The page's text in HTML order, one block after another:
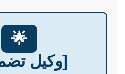
🌟
[وکیل